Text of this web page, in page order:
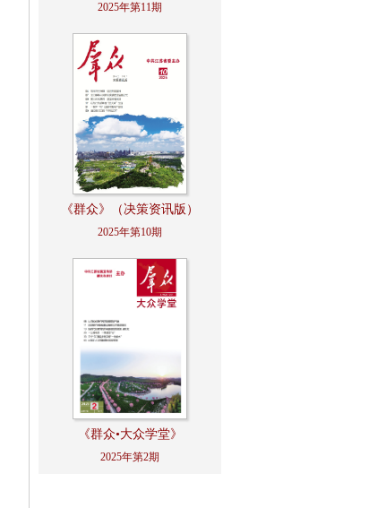
2025年第11期
《群众》（决策资讯版）
2025年第10期
《群众•大众学堂》
2025年第2期